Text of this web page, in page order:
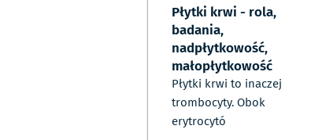
Płytki krwi - rola,
badania,
nadpłytkowość,
małopłytkowość
Płytki krwi to inaczej
trombocyty. Obok
erytrocytó